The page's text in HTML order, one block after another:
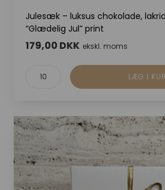
Julesæk – luksus chokolade,
“Glædelig Jul” print
179,00 DKK ekskl. moms